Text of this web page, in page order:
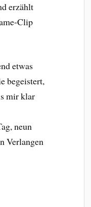
erzählt
Clip
etwas
begeistert,
mir klar
neun
Verlangen